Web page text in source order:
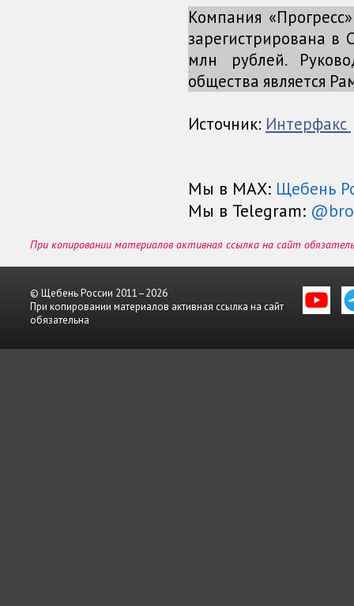
Компания
зарегистрирована в
млн рублей.
общества является
Источник: Интерфакс
Мы в МАХ: Щебень
Мы в Telegram:
При копировании материалов активная ссылка на сайт
© Щебень России 2011–2026
При копировании материалов активная ссылка на сайт
обязательна